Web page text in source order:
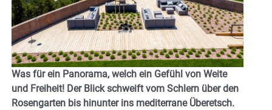
Was für ein Panorama, welch ein Gefühl von Weite
und Freiheit! Der Blick schweift vom Schlern über den
Rosengarten bis hinunter ins mediterrane Überetsch.